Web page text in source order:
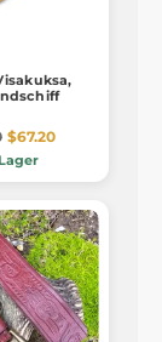
$67.20